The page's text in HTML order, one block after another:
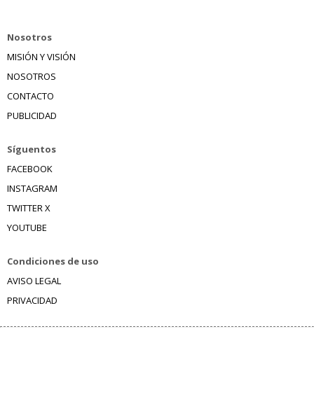
Nosotros
MISIÓN Y VISIÓN
NOSOTROS
CONTACTO
PUBLICIDAD
Síguentos
FACEBOOK
INSTAGRAM
TWITTER X
YOUTUBE
Condiciones de uso
AVISO LEGAL
PRIVACIDAD